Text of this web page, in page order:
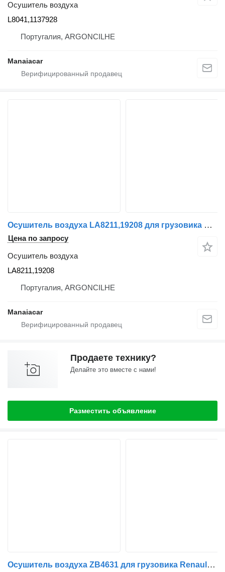
Осушитель воздуха
L8041,1137928
Португалия, ARGONCILHE
Manaiacar
Осушитель воздуха LA8211,19208 для грузовика Renault AE/MAGNUM/PREMIUM/MIDLUM/MAJOR/MIDDLE/KERAX
Цена по запросу
Осушитель воздуха
LA8211,19208
Португалия, ARGONCILHE
Manaiacar
Продаете технику?
Делайте это вместе с нами!
Разместить объявление
Осушитель воздуха ZB4631 для грузовика Renault Magnum | 90